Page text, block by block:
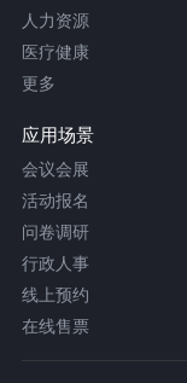
人力资源
医疗健康
更多
应用场景
会议会展
活动报名
问卷调研
行政人事
线上预约
在线售票